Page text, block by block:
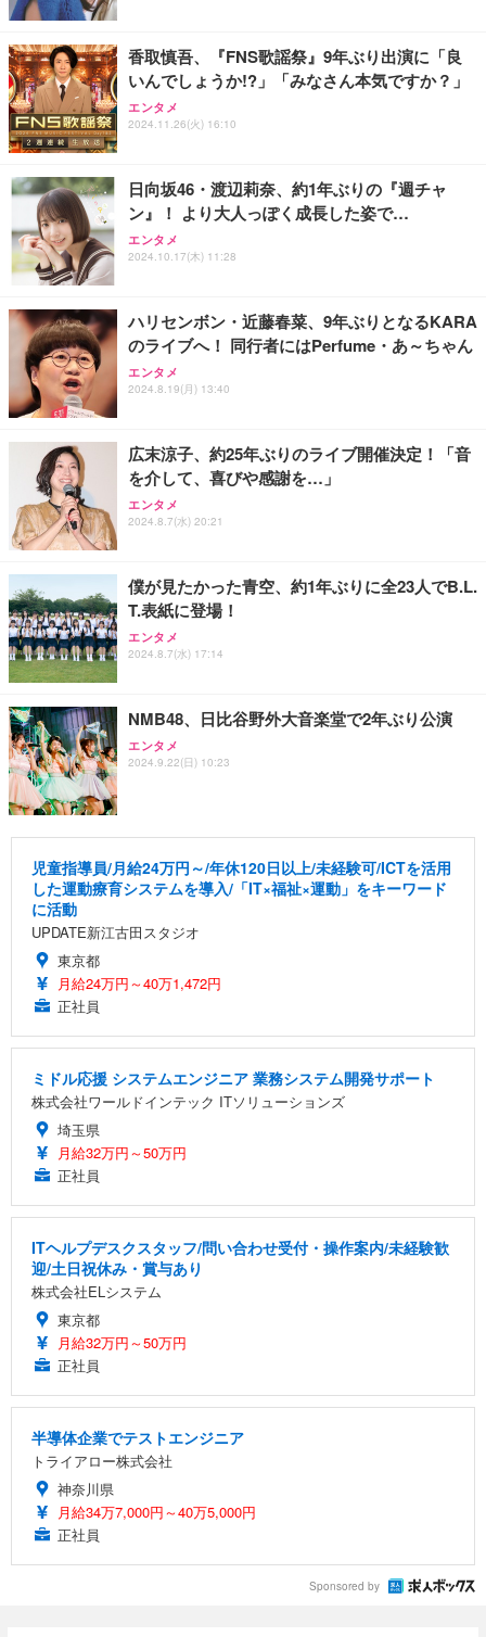
務用 おしゃれ パソコンチェア (ホワイト)
ANDWINT オフィスチェア デスクチェア 肘なし メ
ッシュ 通気性 ランバーサポート付き 腰サポート ガ
ス圧無段階昇降 360度回転 キャスター付き コンパク
【MiniLED/24.5inch/280Hz/FHD】GRAPHT THE S
HOOTER Gaming Monitor 24” Essential ゲーミン
グモニター QD 24.5インチ 1ms FHD 量子ドット 残
アイリスオーヤマ ペットシーツ 超厚型 お徳用 レギ
ュラー 200枚入【Amazon.co.jp限定】
香取慎吾、『FNS歌謡祭』9年ぶり出演に「良
いんでしょうか!?」「みなさん本気ですか？」
エンタメ
2024.11.26(火) 16:10
日向坂46・渡辺莉奈、約1年ぶりの『週チャ
ン』！ より大人っぽく成長した姿で…
エンタメ
2024.10.17(木) 11:28
ハリセンボン・近藤春菜、9年ぶりとなるKARA
のライブへ！ 同行者にはPerfume・あ～ちゃん
エンタメ
2024.8.19(月) 13:40
広末涼子、約25年ぶりのライブ開催決定！「音
を介して、喜びや感謝を…」
エンタメ
2024.8.7(水) 20:21
僕が見たかった青空、約1年ぶりに全23人でB.L.
T.表紙に登場！
エンタメ
2024.8.7(水) 17:14
NMB48、日比谷野外大音楽堂で2年ぶり公演
エンタメ
2024.9.22(日) 10:23
児童指導員/月給24万円～/年休120日以上/未経験可/ICTを活用
した運動療育システムを導入/「IT×福祉×運動」をキーワード
に活動
UPDATE新江古田スタジオ
東京都
月給24万円～40万1,472円
正社員
ミドル応援 システムエンジニア 業務システム開発サポート
株式会社ワールドインテック ITソリューションズ
埼玉県
月給32万円～50万円
正社員
ITヘルプデスクスタッフ/問い合わせ受付・操作案内/未経験歓
迎/土日祝休み・賞与あり
株式会社ELシステム
東京都
月給32万円～50万円
正社員
半導体企業でテストエンジニア
トライアロー株式会社
神奈川県
月給34万7,000円～40万5,000円
正社員
Sponsored by